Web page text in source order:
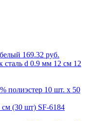
169.32 руб.